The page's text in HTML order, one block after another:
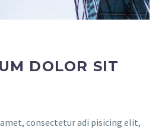
DOLOR SIT
consectetur adi pisicing elit,